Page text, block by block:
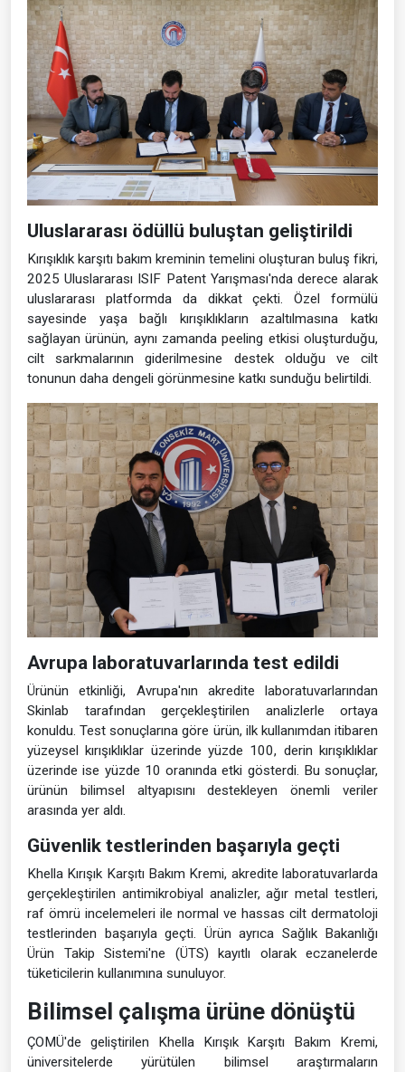
Uluslararası ödüllü buluştan geliştirildi
Kırışıklık karşıtı bakım kreminin temelini oluşturan buluş fikri,
2025 Uluslararası ISIF Patent Yarışması'nda derece alarak
uluslararası platformda da dikkat çekti. Özel formülü
sayesinde yaşa bağlı kırışıklıkların azaltılmasına katkı
sağlayan ürünün, aynı zamanda peeling etkisi oluşturduğu,
cilt sarkmalarının giderilmesine destek olduğu ve cilt
tonunun daha dengeli görünmesine katkı sunduğu belirtildi.
Avrupa laboratuvarlarında test edildi
Ürünün etkinliği, Avrupa'nın akredite laboratuvarlarından
Skinlab tarafından gerçekleştirilen analizlerle ortaya
konuldu. Test sonuçlarına göre ürün, ilk kullanımdan itibaren
yüzeysel kırışıklıklar üzerinde yüzde 100, derin kırışıklıklar
üzerinde ise yüzde 10 oranında etki gösterdi. Bu sonuçlar,
ürünün bilimsel altyapısını destekleyen önemli veriler
arasında yer aldı.
Güvenlik testlerinden başarıyla geçti
Khella Kırışık Karşıtı Bakım Kremi, akredite laboratuvarlarda
gerçekleştirilen antimikrobiyal analizler, ağır metal testleri,
raf ömrü incelemeleri ile normal ve hassas cilt dermatoloji
testlerinden başarıyla geçti. Ürün ayrıca Sağlık Bakanlığı
Ürün Takip Sistemi'ne (ÜTS) kayıtlı olarak eczanelerde
tüketicilerin kullanımına sunuluyor.
Bilimsel çalışma ürüne dönüştü
ÇOMÜ'de geliştirilen Khella Kırışık Karşıtı Bakım Kremi,
üniversitelerde yürütülen bilimsel araştırmaların